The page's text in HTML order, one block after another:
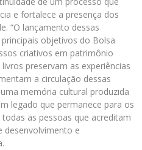
e fortalece a presença dos
“O lançamento dessas
objetivos do Bolsa
criativos em patrimônio
preservam as experiências
a circulação dessas
memória cultural produzida
legado que permanece para os
as pessoas que acreditam
desenvolvimento e